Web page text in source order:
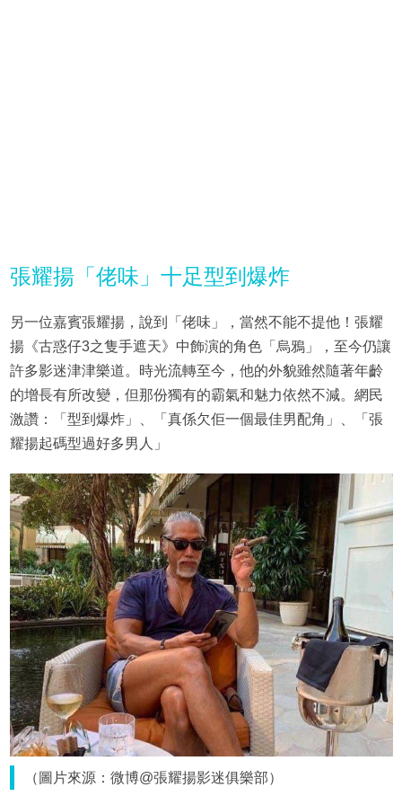
張耀揚「佬味」十足型到爆炸
另一位嘉賓張耀揚，說到「佬味」，當然不能不提他！張耀
揚《古惑仔3之隻手遮天》中飾演的角色「烏鴉」，至今仍讓
許多影迷津津樂道。時光流轉至今，他的外貌雖然隨著年齡
的增長有所改變，但那份獨有的霸氣和魅力依然不減。網民
激讚：「型到爆炸」、「真係欠佢一個最佳男配角」、「張
耀揚起碼型過好多男人」
（圖片來源：微博@張耀揚影迷俱樂部）